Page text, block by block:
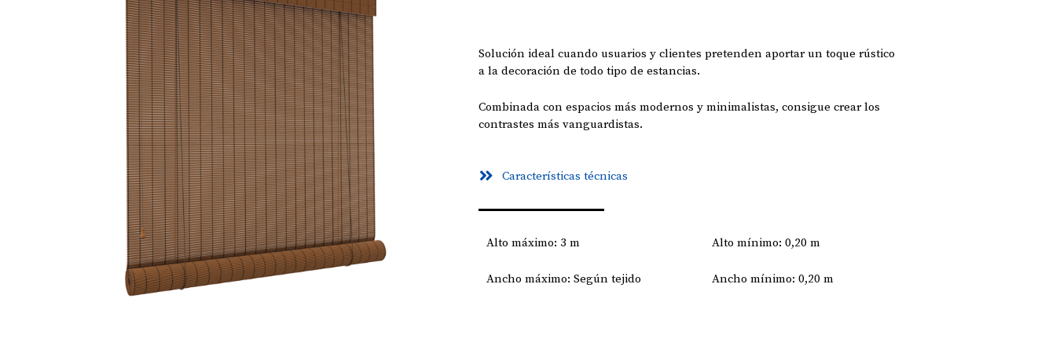
Solución ideal cuando usuarios y clientes pretenden aportar un toque rústico
a la decoración de todo tipo de estancias.
Combinada con espacios más modernos y minimalistas, consigue crear los
contrastes más vanguardistas.
Características técnicas
Alto máximo: 3 m
Ancho máximo: Según tejido
Alto mínimo: 0,20 m
Ancho mínimo: 0,20 m